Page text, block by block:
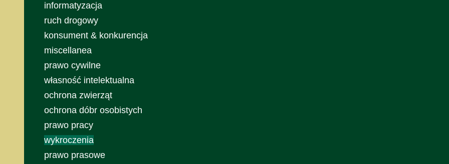
informatyzacja
ruch drogowy
konsument & konkurencja
miscellanea
prawo cywilne
własność intelektualna
ochrona zwierząt
ochrona dóbr osobistych
prawo pracy
wykroczenia
prawo prasowe